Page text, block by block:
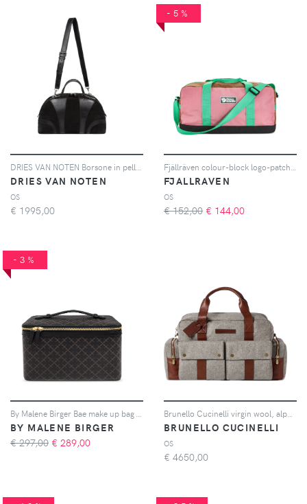
DRIES VAN NOTEN
OS
€ 1995,00
-5%
FJALLRAVEN
OS
€ 152,00 € 144,00
-3%
BY MALENE BIRGER
€ 297,00 € 289,00
BRUNELLO CUCINELLI
OS
€ 4650,00